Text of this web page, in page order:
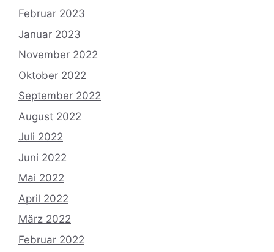
Februar 2023
Januar 2023
November 2022
Oktober 2022
September 2022
August 2022
Juli 2022
Juni 2022
Mai 2022
April 2022
März 2022
Februar 2022